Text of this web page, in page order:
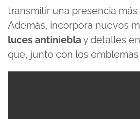
transmitir una presencia más
Además, incorpora nuevos
luces antinieblay detalles
que, junto con los emblemas